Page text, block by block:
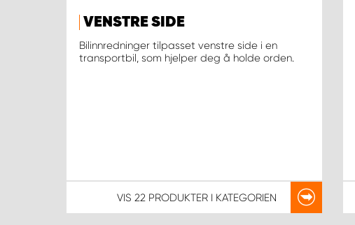
VENSTRE SIDE
Bilinnredninger tilpasset venstre side i en
transportbil, som hjelper deg å holde orden.
VIS 22 PRODUKTERI KATEGORIEN